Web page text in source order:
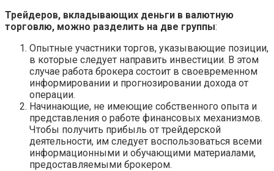
Трейдеров, вкладывающих деньги в валютную
торговлю, можно разделить на две группы:
Опытные участники торгов, указывающие позиции,
в которые следует направить инвестиции. В этом
случае работа брокера состоит в своевременном
информировании и прогнозировании дохода от
операции.
Начинающие, не имеющие собственного опыта и
представления о работе финансовых механизмов.
Чтобы получить прибыль от трейдерской
деятельности, им следует воспользоваться всеми
информационными и обучающими материалами,
предоставляемыми брокером.